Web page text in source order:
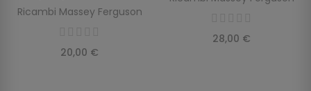
Ricambi Massey Ferguson
20,00 €
28,00 €